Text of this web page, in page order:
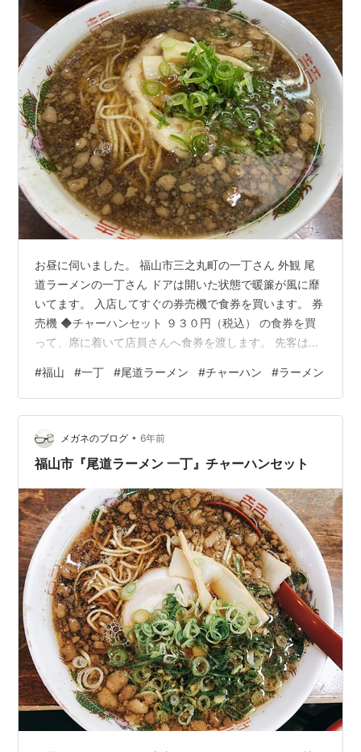
お昼に伺いました。 福山市三之丸町の一丁さん 外観 尾
道ラーメンの一丁さん ドアは開いた状態で暖簾が風に靡
いてます。 入店してすぐの券売機で食券を買います。 券
売機 ◆チャーハンセット ９３０円（税込） の食券を買
って、席に着いて店員さんへ食券を渡します。 先客はチ
子。 日替定食があるって良いですよね。 頼んだことない
けど。。。 卓上 ステンレス製のコップでお水を頂き待ち
ます。 冷え冷えです。 ５分ほどして「お待たせしまし
た」 チャーハン 半チャーハンがきました。 バサっとし
た出来上がりは具材少なめですが、不満はありません。
#福山 #一丁 #尾道ラーメン #チャーハン #ラーメン
メガネのブログ • 6年前
福山市『尾道ラーメン 一丁』チャーハンセット